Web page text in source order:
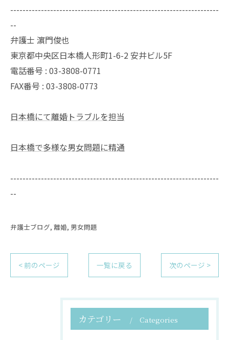
--------------------------------------------------------------------
--
弁護士 濵門俊也
東京都中央区日本橋人形町1-6-2 安井ビル5F
電話番号 : 03-3808-0771
FAX番号 : 03-3808-0773
日本橋にて離婚トラブルを担当
日本橋で多様な男女問題に精通
--------------------------------------------------------------------
--
弁護士ブログ 離婚 男女問題
< 前のページ 一覧に戻る 次のページ >
カテゴリー Categories